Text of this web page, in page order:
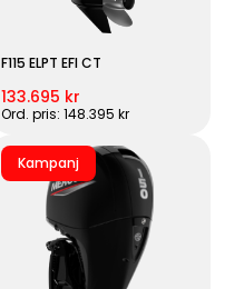
F115 ELPT EFI CT
133.695 kr
Ord. pris: 148.395 kr
Kampanj